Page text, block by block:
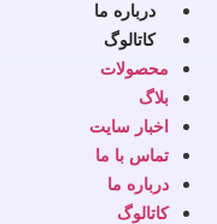
درباره ما
کاتالوگ
محصولات
بلاگ
اخبار سایت
تماس با ما
درباره ما
کاتالوگ